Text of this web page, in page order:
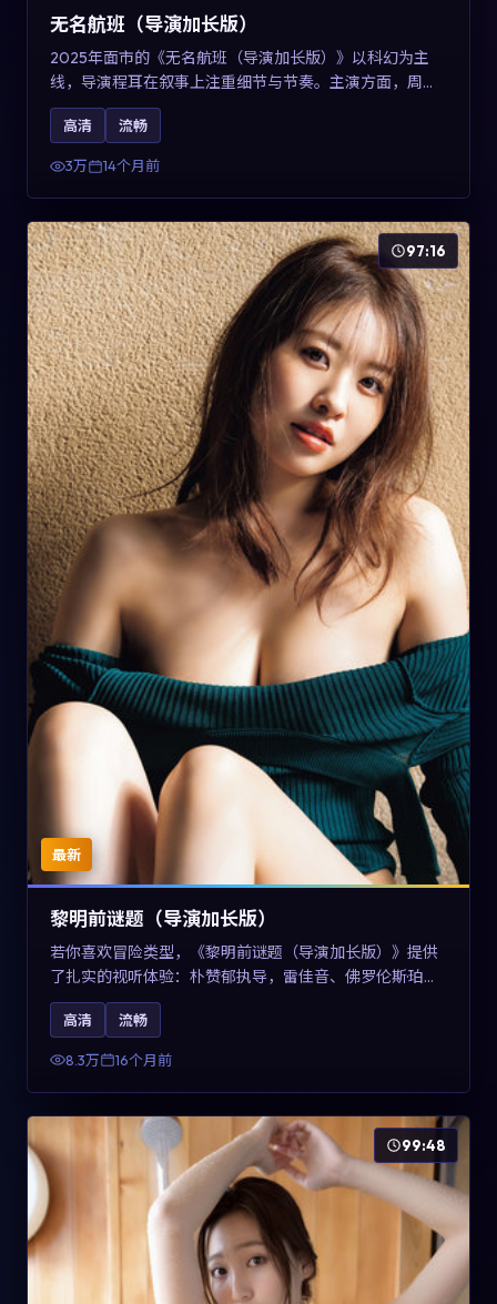
无名航班（导演加长版）
2025年面市的《无名航班（导演加长版）》以科幻为主
线，导演程耳在叙事上注重细节与节奏。主演方面，周冬
雨、凯特·布兰切特与巩俐的表演为角色增添层次。故事以
女性视角重写传统类型片的叙事惯性，可作为美国影视爱
好者的高清观影选择。
高清 流畅
3万 14个月前
最新
97:16
黎明前谜题（导演加长版）
若你喜欢冒险类型，《黎明前谜题（导演加长版）》提供
了扎实的视听体验：朴赞郁执导，雷佳音、佛罗伦斯·珀与
章子怡共同演绎。影片2025年于美国上映，内容在有限空
间内完成高密度的戏剧冲突，关键词包含高清流畅、人物
关系与情节反转，适合检索「2025冒险」「美国电影」的
高清 流畅
8.3万 16个月前
99:48